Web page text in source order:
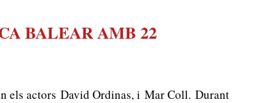
BALEAR AMB 22
els actors David Ordinas, i Mar Coll. Durant